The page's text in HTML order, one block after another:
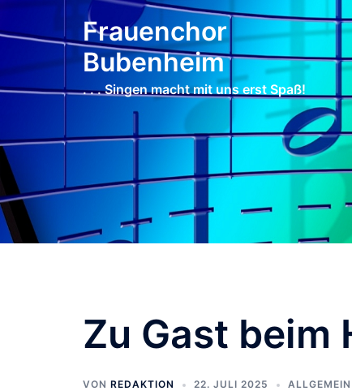
Zum
Inhalt
Frauenchor
Bubenheim
. . . Singen macht mit uns erst Spaß!
Zu Gast beim
VON REDAKTION 22. JULI 2025 ALLGEMEIN